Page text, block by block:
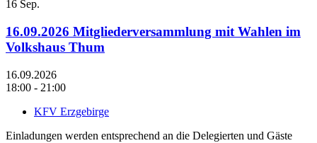
16 Sep.
16.09.2026 Mitgliederversammlung mit Wahlen im
Volkshaus Thum
16.09.2026
18:00 - 21:00
KFV Erzgebirge
Einladungen werden entsprechend an die Delegierten und Gäste